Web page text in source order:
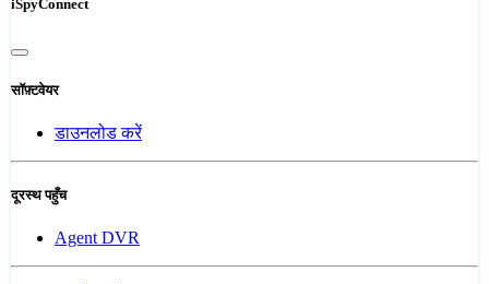
iSpyConnect
सॉफ़्टवेयर
डाउनलोड करें
दूरस्थ पहुँच
Agent DVR